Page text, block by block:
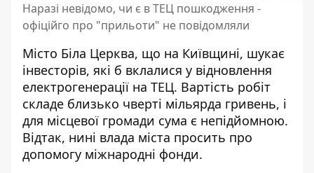
Наразі невідомо, чи є в ТЕЦ пошкодження -
офіційго про "прильоти" не повідомляли
Місто Біла Церква, що на Київщині, шукає
інвесторів, які б вклалися у відновлення
електрогенерації на ТЕЦ. Вартість робіт
складе близько чверті мільярда гривень, і
для місцевої громади сума є непідйомною.
Відтак, нині влада міста просить про
допомогу міжнародні фонди.